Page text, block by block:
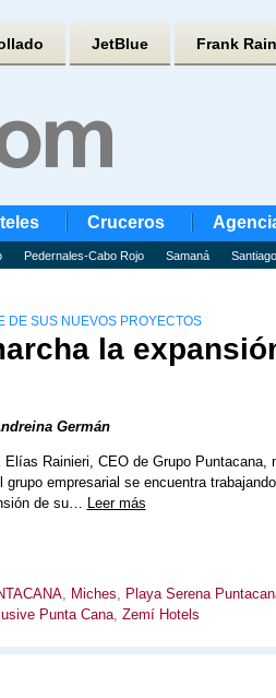
JetBlue Frank
Cruceros
Pedernales-Cabo Rojo Samaná Santiago
DE SUS NUEVOS PROYECTOS
la
Germán
Elías Rainieri, CEO de Grupo Puntacana,
grupo empresarial se encuentra
de su… Leer más
, Miches, Playa Serena
Punta Cana, Zemí Hotels